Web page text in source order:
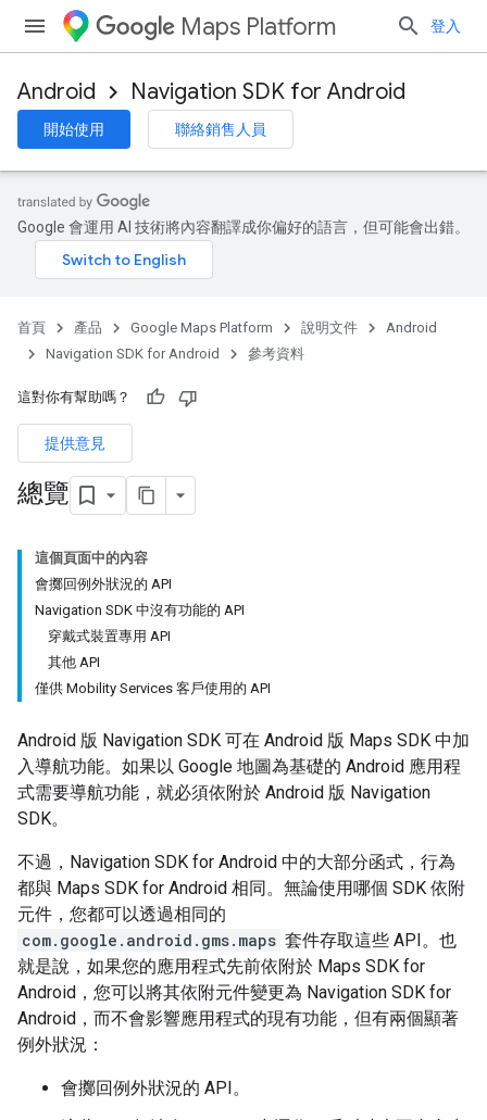
Maps Platform 登入
Android Navigation SDK for Android
開始使用 聯絡銷售人員
Google 會運用 AI 技術將內容翻譯成你偏好的語言，但可能會出錯。
首頁 產品 Google Maps Platform 說明文件
Android
Navigation SDK for Android
參考資料
這對你有幫助嗎？
提供意見
總覽
這個頁面中的內容
會擲回例外狀況的 API
Navigation SDK 中沒有功能的 API
穿戴式裝置專用 API
其他 API
僅供 Mobility Services 客戶使用的 API
Android 版 Navigation SDK 可在 Android 版 Maps SDK 中加
入導航功能。如果以 Google 地圖為基礎的 Android 應用程
式需要導航功能，就必須依附於 Android 版 Navigation
SDK。
不過，Navigation SDK for Android 中的大部分函式，行為
都與 Maps SDK for Android 相同。無論使用哪個 SDK 依附
元件，您都可以透過相同的
com.google.android.gms.maps 套件存取這些 API。也
就是說，如果您的應用程式先前依附於 Maps SDK for
Android，您可以將其依附元件變更為 Navigation SDK for
Android，而不會影響應用程式的現有功能，但有兩個顯著
例外狀況：
會擲回例外狀況的 API。